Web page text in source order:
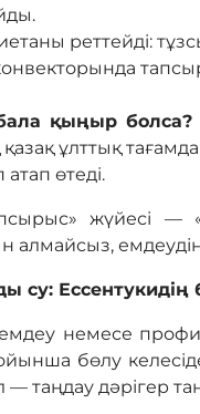
реттейді:
қыңыр болса?
ұлттық
атап өтеді.
жүйесі —
алмайсыз, емдеудің
су: Ессентукидің
немесе
бөлу
— таңдау дәрігер